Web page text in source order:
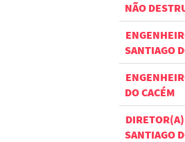
NÃO
SANTIAGO
DO CACÉM
SANTIAGO